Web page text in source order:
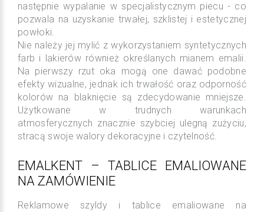
następnie wypalanie w specjalistycznym piecu - co
pozwala na uzyskanie trwałej, szklistej i estetycznej
powłoki.
Nie należy jej mylić z wykorzystaniem syntetycznych
farb i lakierów również określanych mianem emalii.
Na pierwszy rzut oka mogą one dawać podobne
efekty wizualne, jednak ich trwałość oraz odporność
kolorów na blaknięcie są zdecydowanie mniejsze.
Użytkowane w trudnych warunkach
atmosferycznych znacznie szybciej ulegną zużyciu,
stracą swoje walory dekoracyjne i czytelność.
EMALKENT – TABLICE EMALIOWANE
NA ZAMÓWIENIE
Reklamowe szyldy i tablice emaliowane na